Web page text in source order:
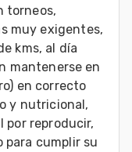
torneos,
muy exigentes,
kms, al día
mantenerse en
en correcto
y nutricional,
reproducir,
cumplir su